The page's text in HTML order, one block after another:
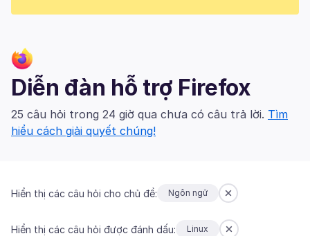
Diễn đàn hỗ trợ Firefox
25 câu hỏi trong 24 giờ qua chưa có câu trả lời. Tìm
hiểu cách giải quyết chúng!
Hiển thị các câu hỏi cho chủ đề: Ngôn ngữ
Hiển thị các câu hỏi được đánh dấu: Linux